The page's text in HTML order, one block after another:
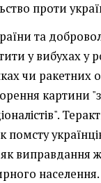
проти
та
у вибухах у
чи ракетних
картини
помсту
виправдання
населення.